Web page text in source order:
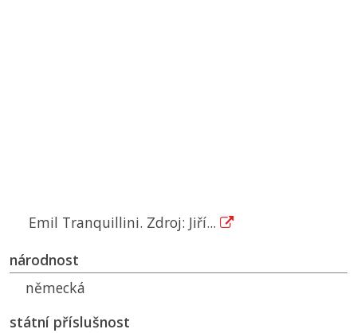
Emil Tranquillini. Zdroj: Jiří...
národnost
německá
státní příslušnost